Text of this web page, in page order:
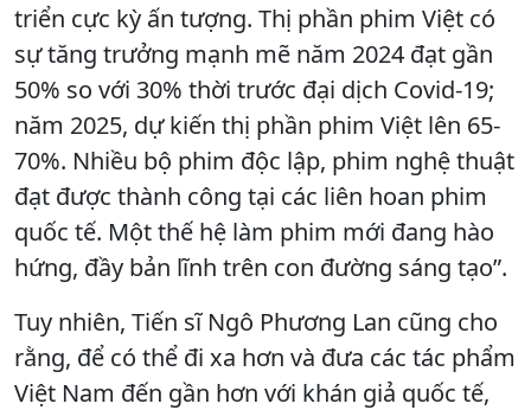
triển cực kỳ ấn tượng. Thị phần phim Việt có
sự tăng trưởng mạnh mẽ năm 2024 đạt gần
50% so với 30% thời trước đại dịch Covid-19;
năm 2025, dự kiến thị phần phim Việt lên 65-
70%. Nhiều bộ phim độc lập, phim nghệ thuật
đạt được thành công tại các liên hoan phim
quốc tế. Một thế hệ làm phim mới đang hào
hứng, đầy bản lĩnh trên con đường sáng tạo”.
Tuy nhiên, Tiến sĩ Ngô Phương Lan cũng cho
rằng, để có thể đi xa hơn và đưa các tác phẩm
Việt Nam đến gần hơn với khán giả quốc tế,